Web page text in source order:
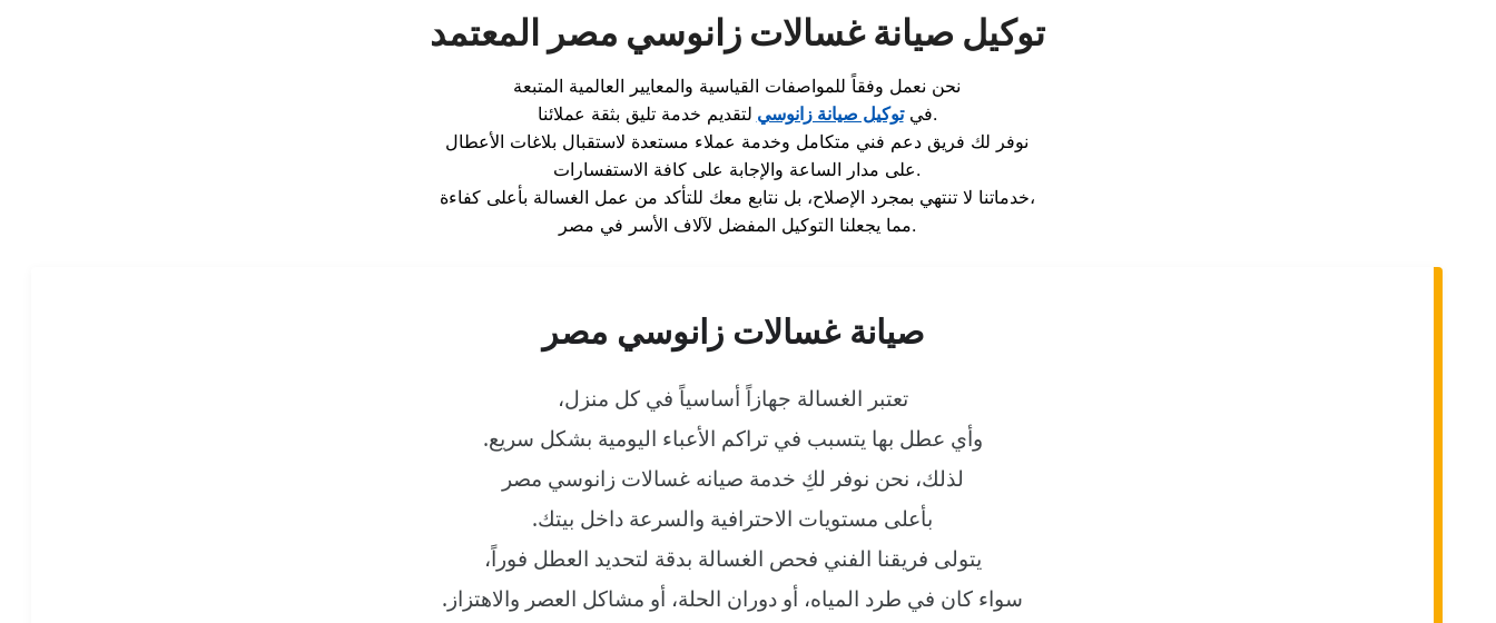
توكيل صيانة غسالات زانوسي مصر المعتمد
نحن نعمل وفقاً للمواصفات القياسية والمعايير العالمية المتبعة
فيتوكيل صيانة زانوسي
لتقديم خدمة تليق بثقة عملائنا.
نوفر لك فريق دعم فني متكامل وخدمة عملاء مستعدة لاستقبال بلاغات الأعطال
على مدار الساعة والإجابة على كافة الاستفسارات.
خدماتنا لا تنتهي بمجرد الإصلاح، بل نتابع معك للتأكد من عمل الغسالة بأعلى كفاءة،
مما يجعلنا التوكيل المفضل لآلاف الأسر في مصر.
صيانة غسالات زانوسي مصر
تعتبر الغسالة جهازاً أساسياً في كل منزل،
وأي عطل بها يتسبب في تراكم الأعباء اليومية بشكل سريع.
لذلك، نحن نوفر لكِ خدمة صيانه غسالات زانوسي مصر
بأعلى مستويات الاحترافية والسرعة داخل بيتك.
يتولى فريقنا الفني فحص الغسالة بدقة لتحديد العطل فوراً،
سواء كان في طرد المياه، أو دوران الحلة، أو مشاكل العصر والاهتزاز.